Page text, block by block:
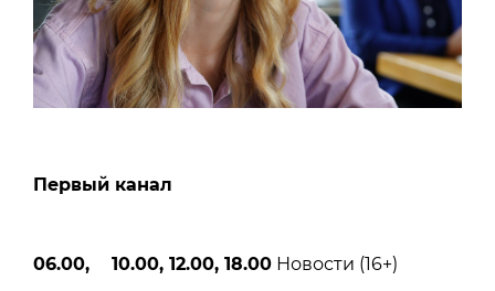
Первый канал
06.00, 10.00, 12.00, 18.00 Новости (16+)